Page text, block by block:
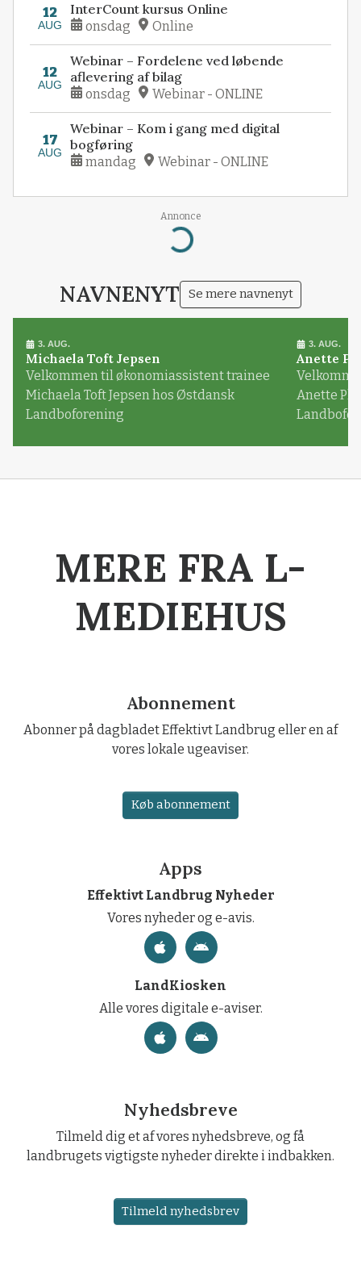
12
AUG
InterCount kursus Online
onsdag Online
12
AUG
Webinar – Fordelene ved løbende
aflevering af bilag
onsdag Webinar - ONLINE
17
AUG
Webinar – Kom i gang med digital
bogføring
mandag Webinar - ONLINE
Annonce
Loading...
NAVNENYT Se mere navnenyt
3. AUG.
Michaela Toft Jepsen
Velkommen til økonomiassistent trainee
Michaela Toft Jepsen hos Østdansk
Landboforening
3. AUG.
Anette
Anette
MERE FRA L-
MEDIEHUS
Abonnement
Abonner på dagbladet Effektivt Landbrug eller en af
vores lokale ugeaviser.
Køb abonnement
Apps
Effektivt Landbrug Nyheder
Vores nyheder og e-avis.
LandKiosken
Alle vores digitale e-aviser.
Nyhedsbreve
Tilmeld dig et af vores nyhedsbreve, og få
landbrugets vigtigste nyheder direkte i indbakken.
Tilmeld nyhedsbrev